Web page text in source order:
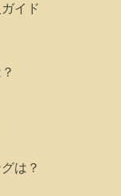
イド
は？